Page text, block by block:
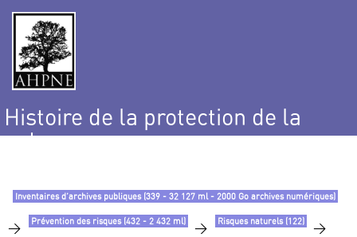
Histoire de la protection de la
nature
Inventaires d’archives publiques (339 - 32 127 ml - 2000 Go archives numériques)
> Prévention des risques (432 - 2 432 ml) > Risques naturels (122) >